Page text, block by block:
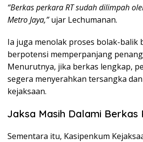
“Berkas perkara RT sudah dilimpah
Metro Jaya,”ujar Lechumanan.
Ia juga menolak proses bolak-balik
berpotensi memperpanjang
Menurutnya, jika berkas lengkap,
segera menyerahkan tersangka
kejaksaan.
Jaksa Masih Dalami Berkas
Sementara itu, Kasipenkum